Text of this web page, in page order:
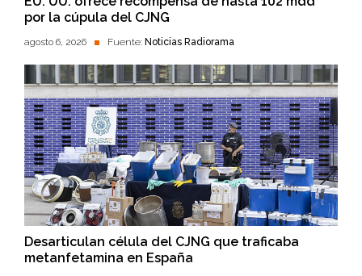
por la cúpula del CJNG
agosto 6, 2026 Fuente: Noticias Radiorama
Desarticulan célula del CJNG que traficaba
metanfetamina en España